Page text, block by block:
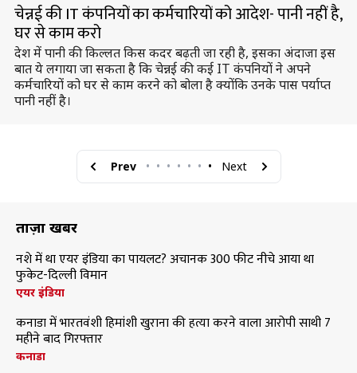
चेन्नई की IT कंपनियों का कर्मचारियों को आदेश- पानी नहीं है,
घर से काम करो
देश में पानी की किल्लत किस कदर बढ़ती जा रही है, इसका अंदाजा इस
बात ये लगाया जा सकता है कि चेन्नई की कई IT कंपनियों ने अपने
कर्मचारियों को घर से काम करने को बोला है क्योंकि उनके पास पर्याप्त
पानी नहीं है।
Prev • • • • • • • Next
ताज़ा खबरें
नशे में था एयर इंडिया का पायलट? अचानक 300 फीट नीचे आया था
फुकेट-दिल्ली विमान
एयर इंडिया
कनाडा में भारतवंशी हिमांशी खुराना की हत्या करने वाला आरोपी साथी 7
महीने बाद गिरफ्तार
कनाडा